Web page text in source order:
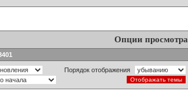
Опции просмотра
Порядок отображения